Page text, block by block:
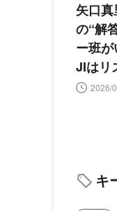
矢口
の“解
ー班
JIはリ
＜ネプ
2026/
キ